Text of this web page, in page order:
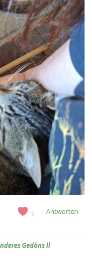
3 Antworten
Gedöns ll